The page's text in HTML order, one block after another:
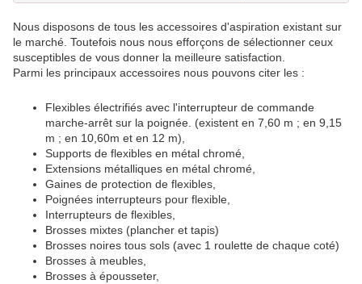
Nous disposons de tous les accessoires d'aspiration existant sur
le marché. Toutefois nous nous efforçons de sélectionner ceux
susceptibles de vous donner la meilleure satisfaction.
Parmi les principaux accessoires nous pouvons citer les :
Flexibles électrifiés avec l'interrupteur de commande
marche-arrêt sur la poignée. (existent en 7,60 m ; en 9,15
m ; en 10,60m et en 12 m),
Supports de flexibles en métal chromé,
Extensions métalliques en métal chromé,
Gaines de protection de flexibles,
Poignées interrupteurs pour flexible,
Interrupteurs de flexibles,
Brosses mixtes (plancher et tapis)
Brosses noires tous sols (avec 1 roulette de chaque coté)
Brosses à meubles,
Brosses à épousseter,